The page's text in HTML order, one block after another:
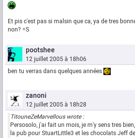
Et pis c'est pas si malsin que ca, ya de tres
non? =S
pootshee
12 juillet 2005 à 18h06
ben tu verras dans quelques années
zanoni
12 juillet 2005 à 18h28
TitouneZeMarvellous wrote :
Persosolo, j'ai fait un mois, je m'y sens tres
la pub pour StuartLittle3 et les chocolats Jeff